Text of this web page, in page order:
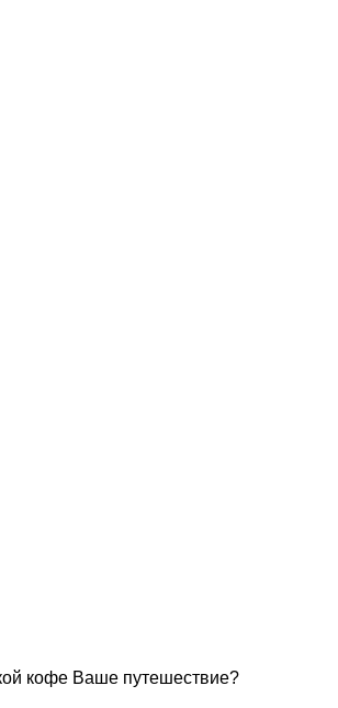
кофе Ваше путешествие?